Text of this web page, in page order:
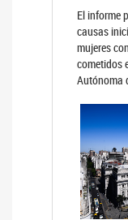
El informe
causas
mujeres
cometidos
Autónoma